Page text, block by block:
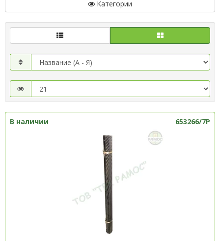
Категории
В наличии 653266/7P